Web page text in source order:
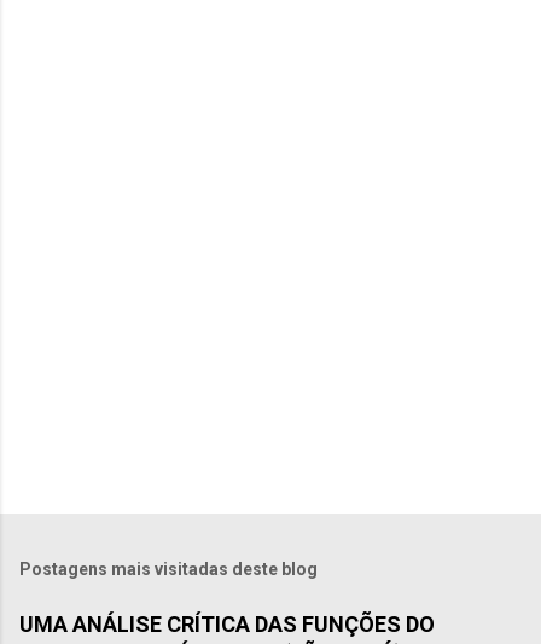
Postagens mais visitadas deste blog
UMA ANÁLISE CRÍTICA DAS FUNÇÕES DO